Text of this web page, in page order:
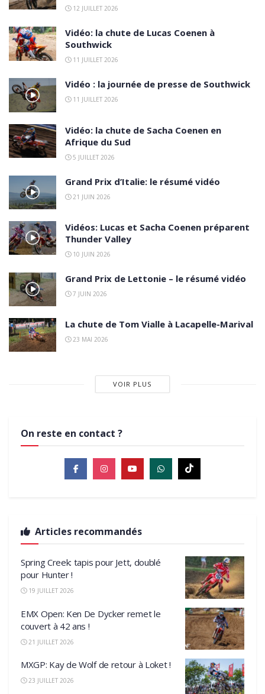
12 JUILLET 2026
Vidéo: la chute de Lucas Coenen à
Southwick
11 JUILLET 2026
Vidéo : la journée de presse de Southwick
11 JUILLET 2026
Vidéo: la chute de Sacha Coenen en
Afrique du Sud
5 JUILLET 2026
Grand Prix d’Italie: le résumé vidéo
21 JUIN 2026
Vidéos: Lucas et Sacha Coenen préparent
Thunder Valley
10 JUIN 2026
Grand Prix de Lettonie – le résumé vidéo
7 JUIN 2026
La chute de Tom Vialle à Lacapelle-Marival
23 MAI 2026
VOIR PLUS
On reste en contact ?
Articles recommandés
Spring Creek: tapis pour Jett, doublé
pour Hunter !
19 JUILLET 2026
EMX Open: Ken De Dycker remet le
couvert à 42 ans !
21 JUILLET 2026
MXGP: Kay de Wolf de retour à Loket !
23 JUILLET 2026